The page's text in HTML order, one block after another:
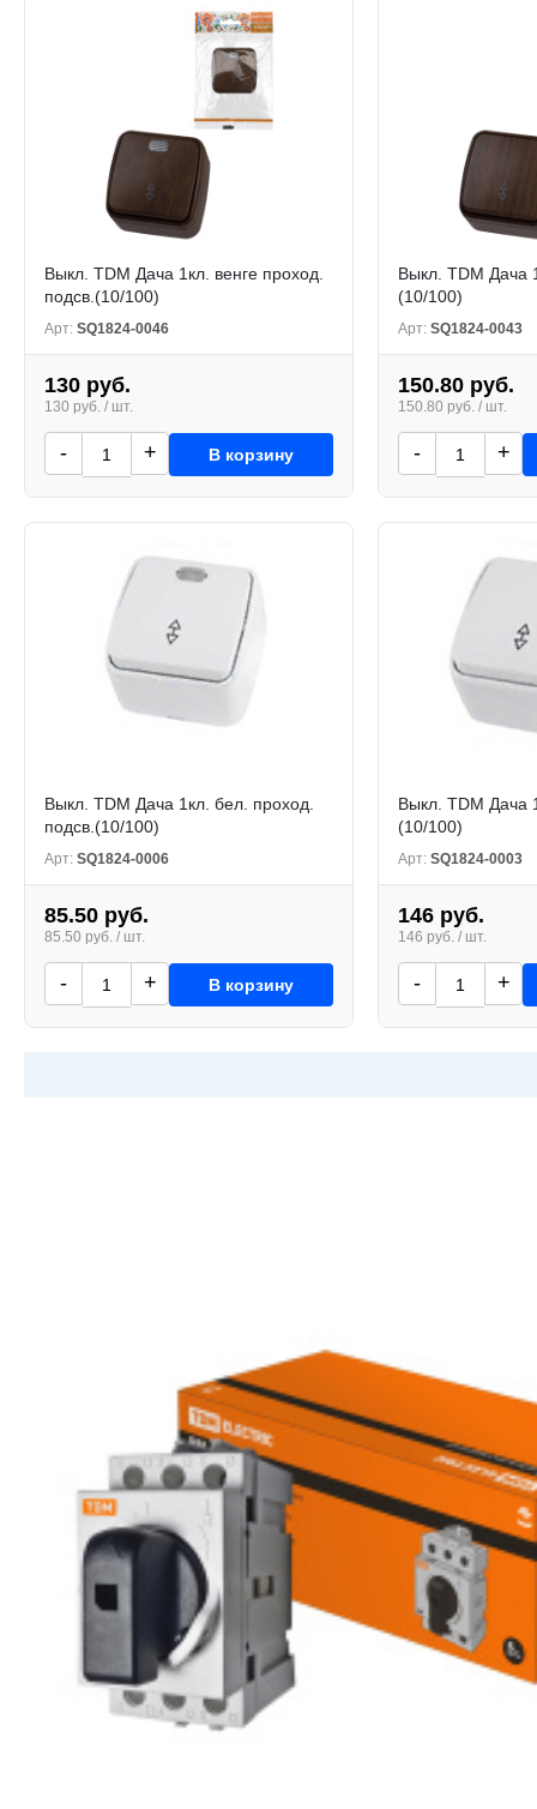
Выкл. TDM Дача 1кл. венге проход.
подсв.(10/100)
Арт: SQ1824-0046
130 руб.
130 руб. / шт.
- + В корзину
Выкл. TDM Дача
(10/100)
Арт: SQ1824-0043
150.80 руб.
150.80 руб. / шт.
- +
Выкл. TDM Дача 1кл. бел. проход.
подсв.(10/100)
Арт: SQ1824-0006
85.50 руб.
85.50 руб. / шт.
- + В корзину
Выкл. TDM Дача
(10/100)
Арт: SQ1824-0003
146 руб.
146 руб. / шт.
- +